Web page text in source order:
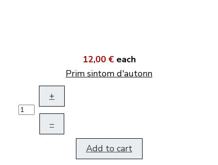
12,00 € each
Prim sintom d'autonn
+
–
Add to cart